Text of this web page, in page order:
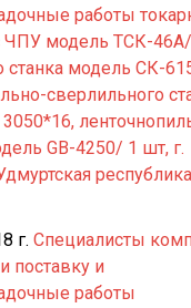
работы
ЧПУ модель ТСК-
станка модель СК-
сверлильного
GB-4250/ 1 шт, г.
республика
г. Специалисты
поставку и
работы